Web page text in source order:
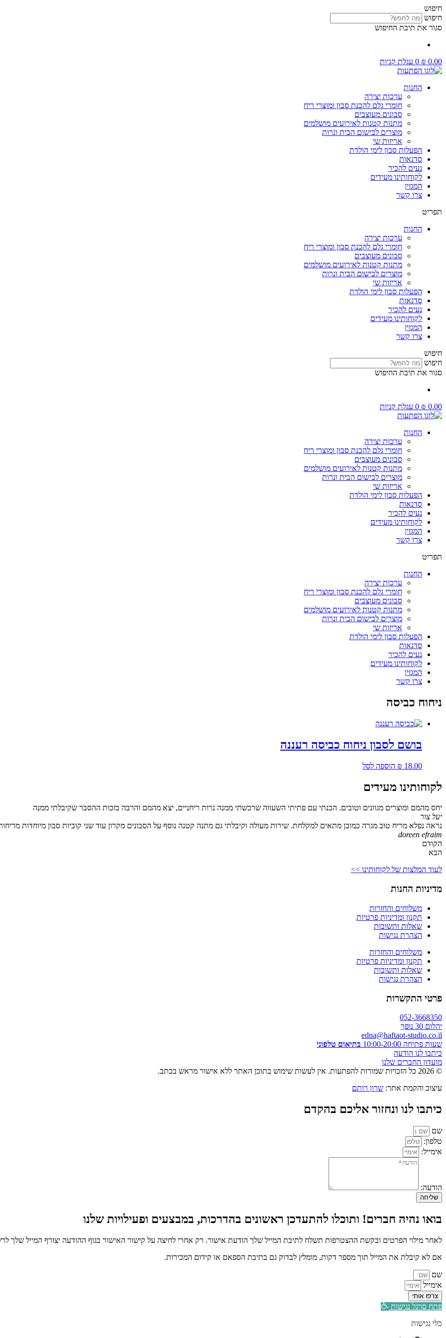
דלג
לתוכן
חיפוש
חיפוש
סגור את תיבת החיפוש
₪ 0.00
0 עגלת קניות
החנות
ערכות יצירה
חומרי גלם להכנת סבון ומוצרי ריח
סבונים מעוצבים
מתנות קטנות לאירועים מושלמים
מוצרים לבישום הבית ונרות
אריזות שי
הפעלות סבון לימי הולדת
סדנאות
נעים להכיר
לקוחותינו מעידים
המגזין
צרו קשר
תפריט
החנות
ערכות יצירה
חומרי גלם להכנת סבון ומוצרי ריח
סבונים מעוצבים
מתנות קטנות לאירועים מושלמים
מוצרים לבישום הבית ונרות
אריזות שי
הפעלות סבון לימי הולדת
סדנאות
נעים להכיר
לקוחותינו מעידים
המגזין
צרו קשר
חיפוש
חיפוש
סגור את תיבת החיפוש
₪ 0.00
0 עגלת קניות
החנות
ערכות יצירה
חומרי גלם להכנת סבון ומוצרי ריח
סבונים מעוצבים
מתנות קטנות לאירועים מושלמים
מוצרים לבישום הבית ונרות
אריזות שי
הפעלות סבון לימי הולדת
סדנאות
נעים להכיר
לקוחותינו מעידים
המגזין
צרו קשר
תפריט
החנות
ערכות יצירה
חומרי גלם להכנת סבון ומוצרי ריח
סבונים מעוצבים
מתנות קטנות לאירועים מושלמים
מוצרים לבישום הבית ונרות
אריזות שי
הפעלות סבון לימי הולדת
סדנאות
נעים להכיר
לקוחותינו מעידים
המגזין
צרו קשר
ניחוח כביסה
בושם לסבון ניחוח כביסה רעננה
₪ 18.00 הוספה לסל
לקוחותינו מעידים
יחס מהמם ומוצרים מגוונים וטובים. הכנתי עם פתיתי השעווה שרכשתי ממנה נרות ריחניים, יצא מהמם והרבה בזכות ההסבר שקיבלתי ממנה
יעל צור
נראה נפלא מריח טוב מגרה כמובן מתאים למקלחת. שירות מעולה וקיבלתי גם מתנה קטנה נוסף על הסבונים מקרון עוד שני קוביות סבון מיוחדות
doreen efraim
הקודם
הבא
לעוד המלצות של לקוחותינו >>
מדיניות החנות
משלוחים והחזרות
תקנון ומדיניות פרטיות
שאלות ותשובות
הצהרת נגישות
משלוחים והחזרות
תקנון ומדיניות פרטיות
שאלות ותשובות
הצהרת נגישות
פרטי התקשרות
052-3668350
יהלום 30 נופך
edna@haftaot-studio.co.il
שעות פתיחה 10:00-20:00
בתיאום טלפוני
כיתבו לנו הודעה
מועדון החברים שלנו
© 2026 כל הזכויות שמורות להפתעות. אין לעשות שימוש בתוכן האתר ללא אישור מראש בכתב.
עיצוב והקמת אתר: שרון רותם
כיתבו לנו ונחזור אליכם בהקדם
שם
טלפון:
אימייל:
הודעה:
שליחה
בואו נהיה חברים! ותוכלו להתעדכן ראשונים בהדרכות, במבצעים ופעילויות שלנו
לאחר מילוי הפרטים ובקשת ההצטרפות תשלח לתיבת המייל שלך הודעת אישור. רק אחרי לחיצה על קישור האישור בגוף ההודעה יצורף המייל שלך
אם לא קיבלת את המייל תוך מספר דקות, מומלץ לבדוק גם בתיבת הספאם או קידום המכירות.
שם
אימייל
צרפו אותי
פתח סרגל נגישות
כלי נגישות